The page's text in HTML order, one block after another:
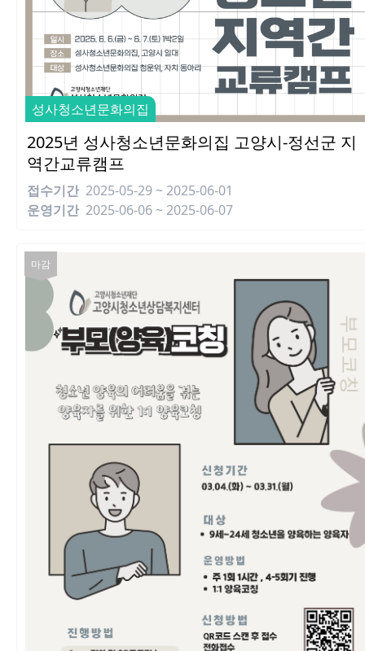
성사청소년문화의집
2025년 성사청소년문화의집 고양시-정선군 지
역간교류캠프
접수기간 2025-05-29 ~ 2025-06-01
운영기간 2025-06-06 ~ 2025-06-07
마감